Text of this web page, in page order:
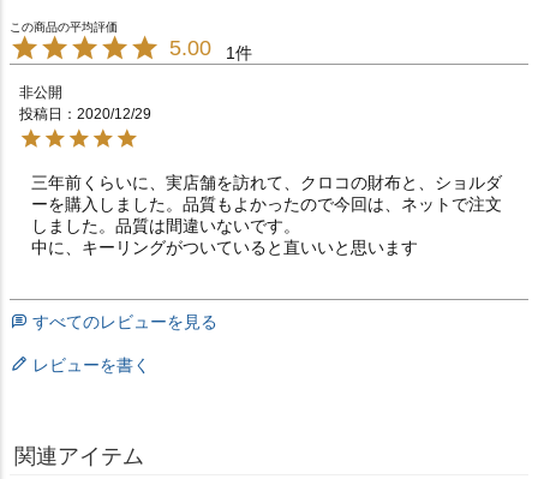
5.00 1
非公開
投稿日
2020/12/29
三年前くらいに、実店舗を訪れて、クロコの財布と、ショルダ
ーを購入しました。品質もよかったので今回は、ネットで注文
しました。品質は間違いないです。
中に、キーリングがついていると直いいと思います
すべてのレビューを見る
レビューを書く
関連アイテム